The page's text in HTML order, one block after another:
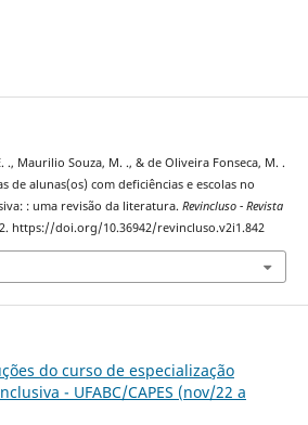
., Maurilio Souza, M. ., & de Oliveira Fonseca, M. .
de alunas(os) com deficiências e escolas no
: uma revisão da literatura. Revincluso - Revista
https://doi.org/10.36942/revincluso.v2i1.842
do curso de especialização
- UFABC/CAPES (nov/22 a